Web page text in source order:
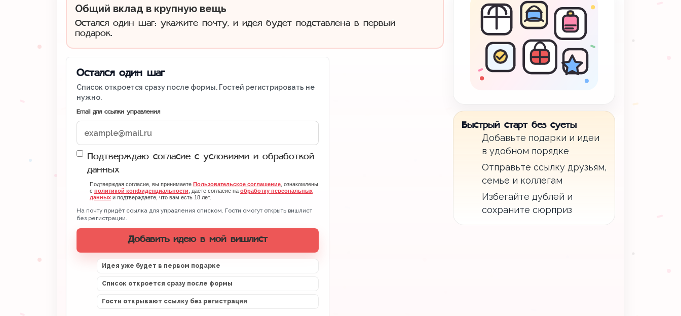
Общий вклад в крупную вещь
Остался один шаг: укажите почту, и идея будет подставлена в первый
подарок.
Остался один шаг
Список откроется сразу после формы. Гостей регистрировать не
нужно.
Email для ссылки управления
Подтверждаю согласие с условиями и обработкой
данных
Подтверждая согласие, вы принимаете Пользовательское соглашение , ознакомлены
с политикой конфиденциальности , даёте согласие на обработку персональных
данных и подтверждаете, что вам есть 18 лет.
На почту придёт ссылка для управления списком. Гости смогут открыть вишлист
без регистрации.
Добавить идею в мой вишлист
Идея уже будет в первом подарке
Список откроется сразу после формы
Гости открывают ссылку без регистрации
Быстрый старт без суеты
Добавьте подарки и идеи
в удобном порядке
Отправьте ссылку друзьям,
семье и коллегам
Избегайте дублей и
сохраните сюрприз